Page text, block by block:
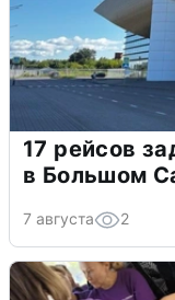
17 рейсов
в Большом
7 августа 2